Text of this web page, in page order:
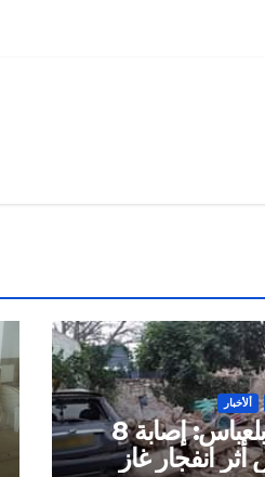
ألأخبار
سيدي بلعباس: إصابة 8
انفجار غاز